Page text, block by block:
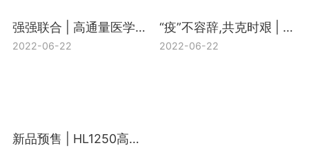
强强联合 | 高通量医学靶向代谢组H650+宏基因组合促销活动开启
2022-06-22
“疫”不容辞,共克时艰 | 中科新生命“新冠多组学研究支持计划”盛大启动
2022-06-22
新品预售 | HL1250高通量靶向脂质组-精准定量上千个脂质